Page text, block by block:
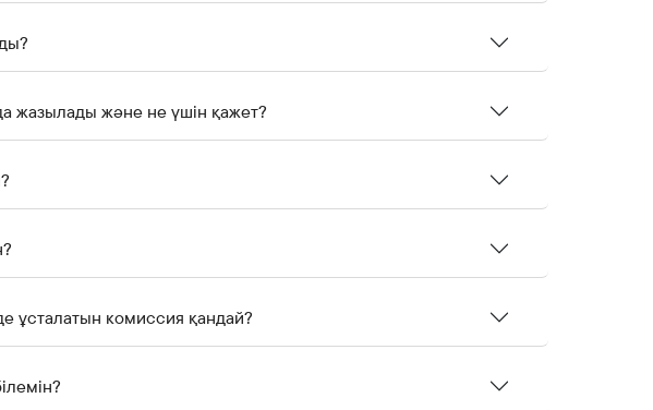
Рау картасы бойынша СVV/CVC дегеніміз не, ол қайда жазылады және не үшін қажет?
ұсталатын комиссия қандай?